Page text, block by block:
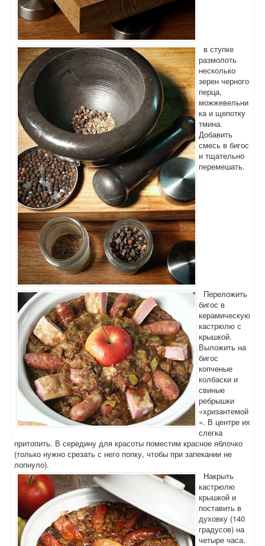
в ступке
размолоть
несколько
зерен черного
перца,
можжевельни
ка и щепотку
тмина.
Добавить
смесь в бигос
и тщательно
перемешать.
Переложить
бигос в
керамическую
кастрюлю с
крышкой.
Выложить на
бигос
копченые
колбаски и
свиные
ребрышки
«хризантемой
». В центре их
слегка
притопить. В середину для красоты поместим красное яблочко
(только нужно срезать с него попку, чтобы при запекании не
лопнуло).
Накрыть
кастрюлю
крышкой и
поставить в
духовку (140
градусов) на
четыре часа.